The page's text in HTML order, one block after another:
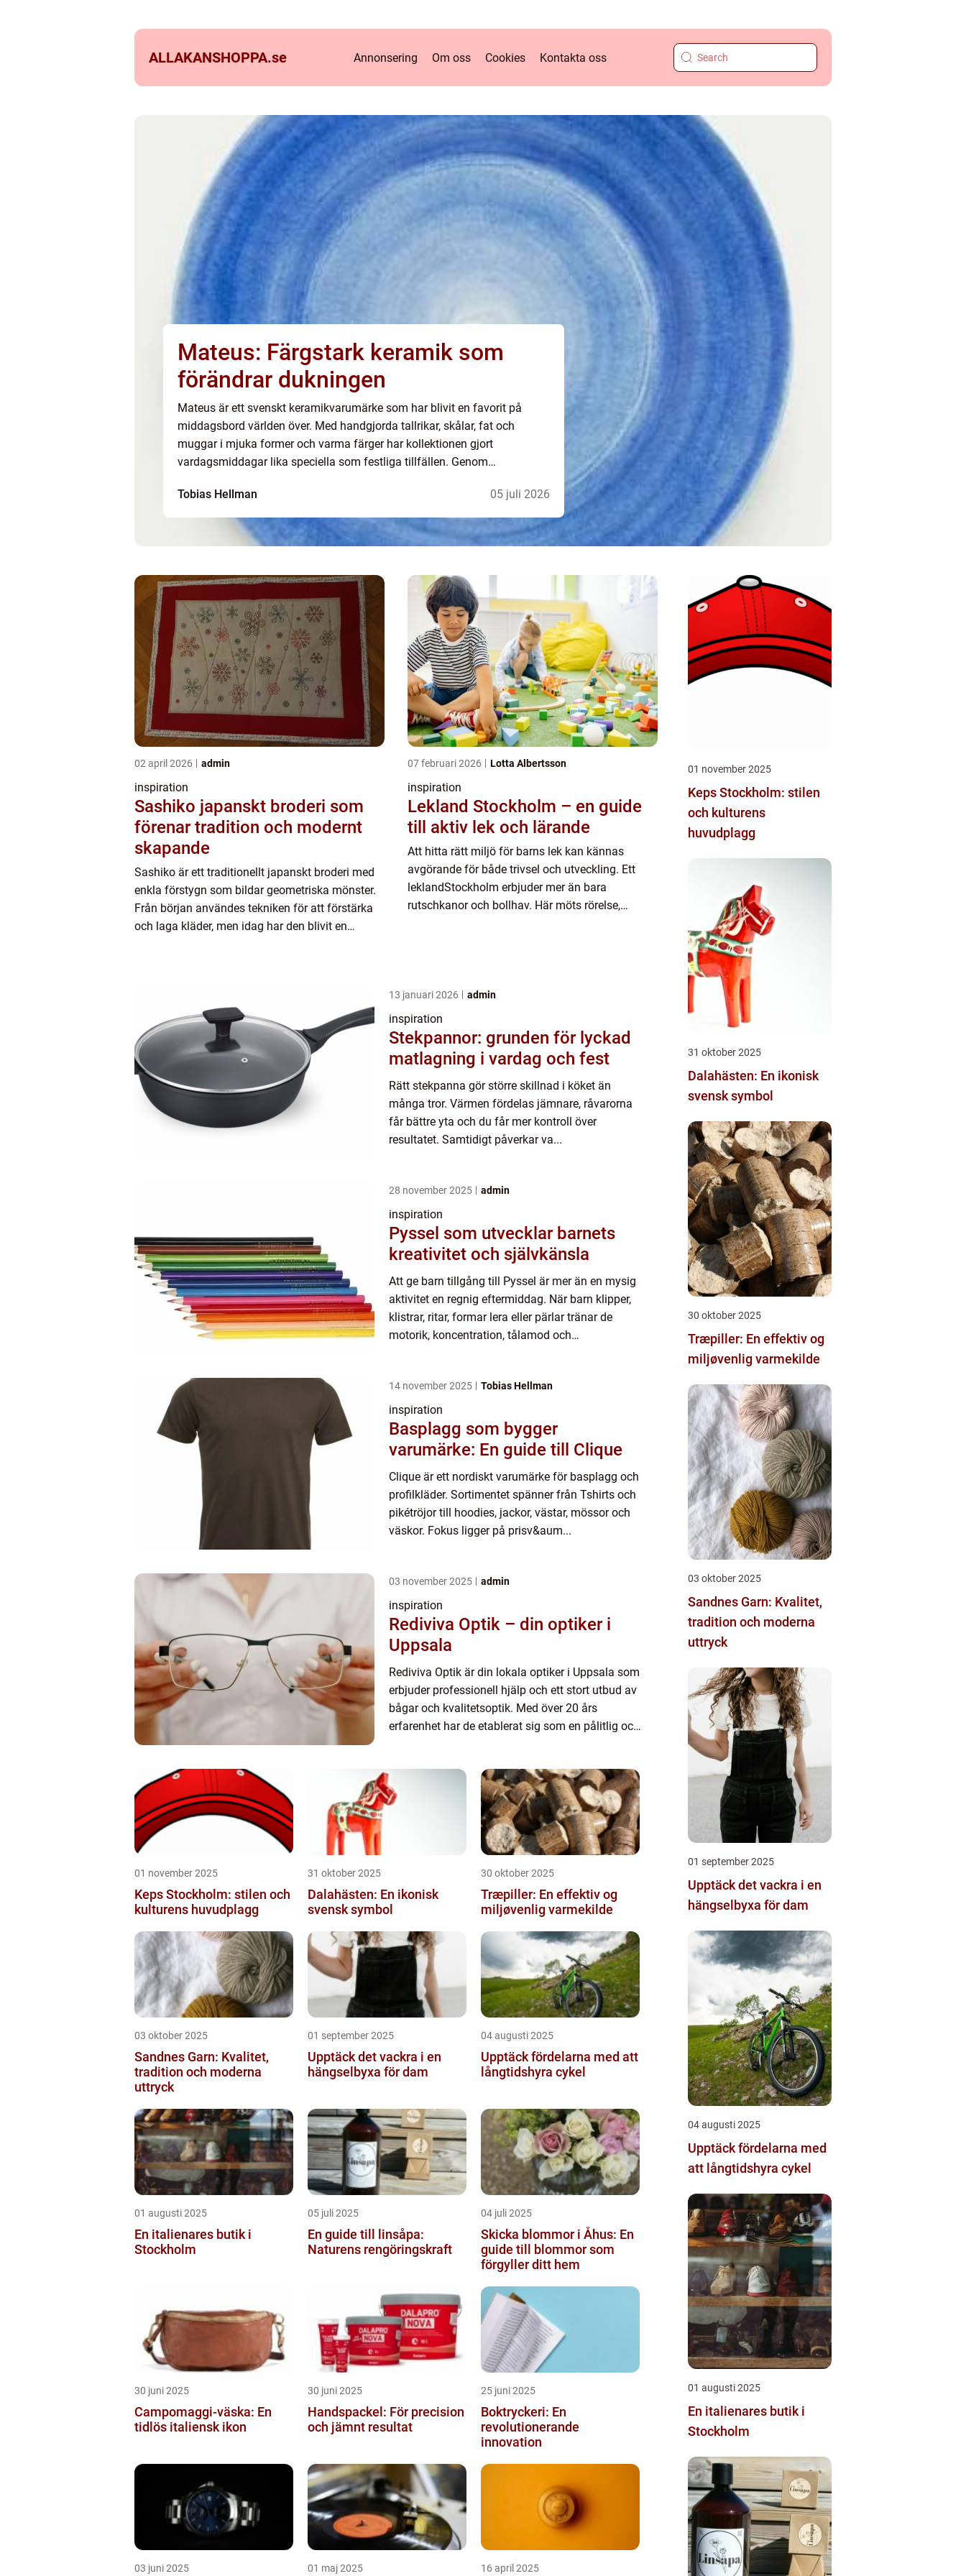
ALLAKANSHOPPA.se Annonsering Om oss Cookies Kontakta oss
Mateus: Färgstark keramik som
förändrar dukningen
Mateus är ett svenskt keramikvarumärke som har blivit en favorit på
middagsbord världen över. Med handgjorda tallrikar, skålar, fat och
muggar i mjuka former och varma färger har kollektionen gjort
vardagsmiddagar lika speciella som festliga tillfällen. Genom
Tobias Hellman
05 juli 2026
02 april 2026 admin
inspiration
Sashiko japanskt broderi som
förenar tradition och modernt
skapande
Sashiko är ett traditionellt japanskt broderi med
enkla förstygn som bildar geometriska mönster.
Från början användes tekniken för att förstärka
och laga kläder, men idag har den blivit en
07 februari 2026 Lotta Albertsson
inspiration
Lekland Stockholm – en guide
till aktiv lek och lärande
Att hitta rätt miljö för barns lek kan kännas
avgörande för både trivsel och utveckling. Ett
leklandStockholm erbjuder mer än bara
rutschkanor och bollhav. Här möts rörelse,
13 januari 2026 admin
inspiration
Stekpannor: grunden för lyckad
matlagning i vardag och fest
Rätt stekpanna gör större skillnad i köket än
många tror. Värmen fördelas jämnare, råvarorna
får bättre yta och du får mer kontroll över
resultatet. Samtidigt påverkar va...
28 november 2025 admin
inspiration
Pyssel som utvecklar barnets
kreativitet och självkänsla
Att ge barn tillgång till Pyssel är mer än en mysig
aktivitet en regnig eftermiddag. När barn klipper,
klistrar, ritar, formar lera eller pärlar tränar de
motorik, koncentration, tålamod och
14 november 2025 Tobias Hellman
inspiration
Basplagg som bygger
varumärke: En guide till Clique
Clique är ett nordiskt varumärke för basplagg och
profilkläder. Sortimentet spänner från Tshirts och
pikétröjor till hoodies, jackor, västar, mössor och
väskor. Fokus ligger på prisv&aum...
03 november 2025 admin
inspiration
Rediviva Optik – din optiker i
Uppsala
Rediviva Optik är din lokala optiker i Uppsala som
erbjuder professionell hjälp och ett stort utbud av
bågar och kvalitetsoptik. Med över 20 års
erfarenhet har de etablerat sig som en pålitlig och
01 november 2025
Keps Stockholm: stilen och
kulturens huvudplagg
31 oktober 2025
Dalahästen: En ikonisk
svensk symbol
30 oktober 2025
Træpiller: En effektiv og
miljøvenlig varmekilde
03 oktober 2025
Sandnes Garn: Kvalitet,
tradition och moderna
uttryck
01 september 2025
Upptäck det vackra i en
hängselbyxa för dam
04 augusti 2025
Upptäck fördelarna med att
långtidshyra cykel
01 augusti 2025
En italienares butik i
Stockholm
05 juli 2025
En guide till linsåpa:
Naturens rengöringskraft
04 juli 2025
Skicka blommor i Åhus: En
guide till blommor som
förgyller ditt hem
30 juni 2025
Campomaggi-väska: En
tidlös italiensk ikon
30 juni 2025
Handspackel: För precision
och jämnt resultat
25 juni 2025
Boktryckeri: En
revolutionerande
innovation
03 juni 2025 01 maj 2025 16 april 2025
01 november 2025
Keps Stockholm: stilen
och kulturens
huvudplagg
31 oktober 2025
Dalahästen: En ikonisk
svensk symbol
30 oktober 2025
Træpiller: En effektiv og
miljøvenlig varmekilde
03 oktober 2025
Sandnes Garn: Kvalitet,
tradition och moderna
uttryck
01 september 2025
Upptäck det vackra i en
hängselbyxa för dam
04 augusti 2025
Upptäck fördelarna med
att långtidshyra cykel
01 augusti 2025
En italienares butik i
Stockholm